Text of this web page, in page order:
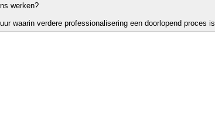
werken?
waarin verdere professionalisering een doorlopend proces is